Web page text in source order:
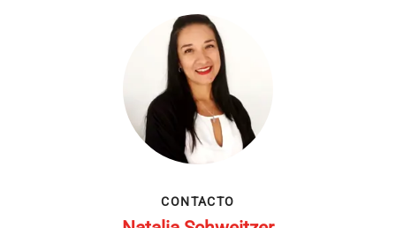
CONTACTO